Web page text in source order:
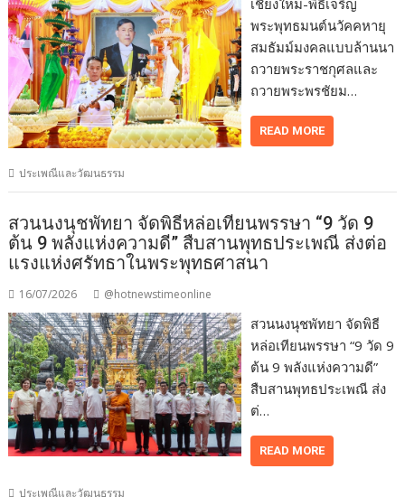
เชียงใหม่-พิธีเจริญ
พระพุทธมนต์นวัคคหายุ
สมธัมม์มงคลแบบล้านนา
ถวายพระราชกุศลและ
ถวายพระพรชัยม…
READ MORE
ประเพณีและวัฒนธรรม
สวนนงนุชพัทยา จัดพิธีหล่อเทียนพรรษา “9 วัด 9
ต้น 9 พลังแห่งความดี” สืบสานพุทธประเพณี ส่งต่อ
แรงแห่งศรัทธาในพระพุทธศาสนา
16/07/2026 @hotnewstimeonline
สวนนงนุชพัทยา จัดพิธี
หล่อเทียนพรรษา “9 วัด 9
ต้น 9 พลังแห่งความดี”
สืบสานพุทธประเพณี ส่ง
ต่…
READ MORE
ประเพณีและวัฒนธรรม